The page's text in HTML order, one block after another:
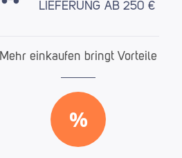
LIEFERUNG AB 250 €
Mehr einkaufen bringt Vorteile
%